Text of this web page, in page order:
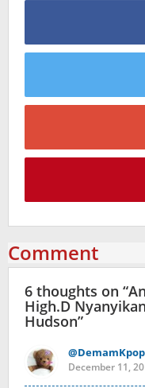
Comment
6 thoughts on “
High.D
Hudson”
@DemamKpop
December 11,